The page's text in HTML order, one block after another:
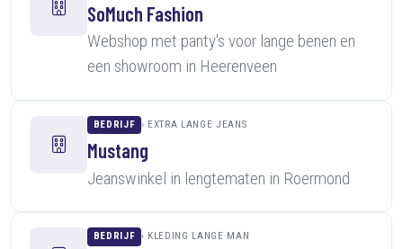
SoMuch Fashion
Webshop met panty's voor lange benen en
een showroom in Heerenveen
BEDRIJF EXTRA LANGE JEANS
Mustang
Jeanswinkel in lengtematen in Roermond
BEDRIJF KLEDING LANGE MAN